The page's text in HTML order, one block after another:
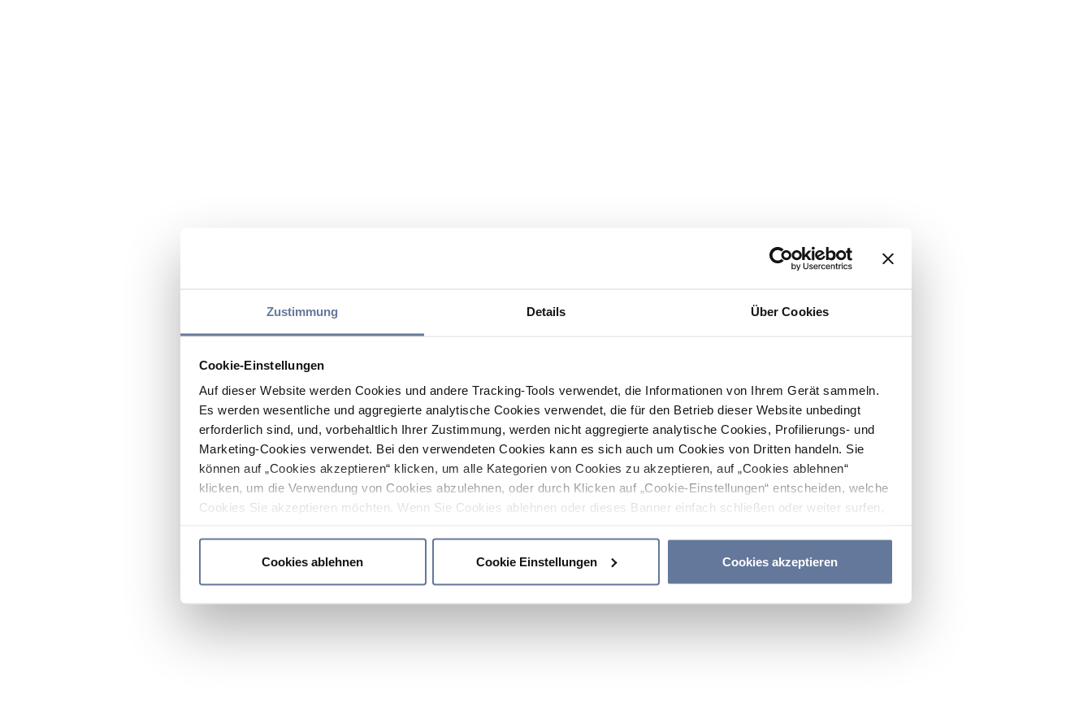
Zustimmung Details Über Cookies
Cookie-Einstellungen
Auf dieser Website werden Cookies und andere Tracking-Tools verwendet, die Informationen von Ihrem Gerät sammeln.
Es werden wesentliche und aggregierte analytische Cookies verwendet, die für den Betrieb dieser Website unbedingt
erforderlich sind, und, vorbehaltlich Ihrer Zustimmung, werden nicht aggregierte analytische Cookies, Profilierungs- und
Marketing-Cookies verwendet. Bei den verwendeten Cookies kann es sich auch um Cookies von Dritten handeln. Sie
können auf „Cookies akzeptieren“ klicken, um alle Kategorien von Cookies zu akzeptieren, auf „Cookies ablehnen“
klicken, um die Verwendung von Cookies abzulehnen, oder durch Klicken auf „Cookie-Einstellungen“ entscheiden, welche
Cookies Sie akzeptieren möchten. Wenn Sie Cookies ablehnen oder dieses Banner einfach schließen oder weiter surfen,
Cookies ablehnen
Cookie Einstellungen Cookies akzeptieren